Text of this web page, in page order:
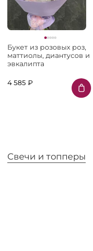
Букет из розовых роз,
маттиолы, диантусов и
эвкалипта
4 585 ₽
Свечи и топперы